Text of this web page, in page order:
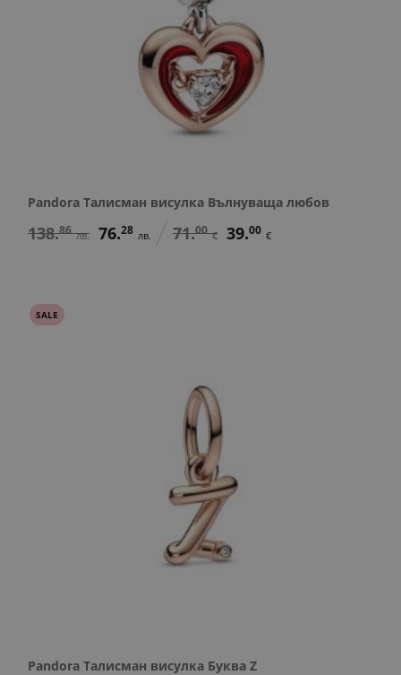
Pandora Талисман висулка Вълнуваща любов
138.86 лв. 76.28 лв. 71.00 € 39.00 €
SALE
Pandora Талисман висулка Буква Z